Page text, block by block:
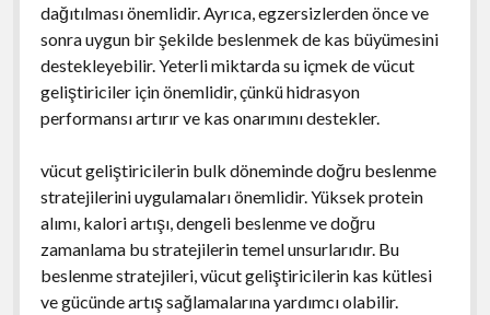
dağıtılması önemlidir. Ayrıca, egzersizlerden önce ve
sonra uygun bir şekilde beslenmek de kas büyümesini
destekleyebilir. Yeterli miktarda su içmek de vücut
geliştiriciler için önemlidir, çünkü hidrasyon
performansı artırır ve kas onarımını destekler.
vücut geliştiricilerin bulk döneminde doğru beslenme
stratejilerini uygulamaları önemlidir. Yüksek protein
alımı, kalori artışı, dengeli beslenme ve doğru
zamanlama bu stratejilerin temel unsurlarıdır. Bu
beslenme stratejileri, vücut geliştiricilerin kas kütlesi
ve gücünde artış sağlamalarına yardımcı olabilir.